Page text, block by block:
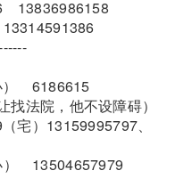
13836986158
） 6186615
法院，他不设障碍）
）13159995797、
13504657979